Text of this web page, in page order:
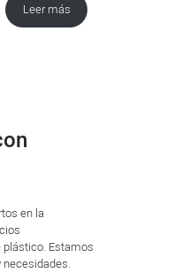
Leer más
en la
plástico. Estamos